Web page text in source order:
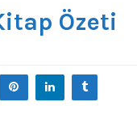
Özeti